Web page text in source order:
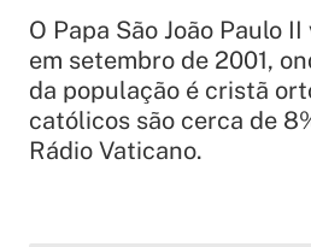
O Papa São João Paulo
em setembro de 2001,
da população é cristã
católicos são cerca de
Rádio Vaticano.